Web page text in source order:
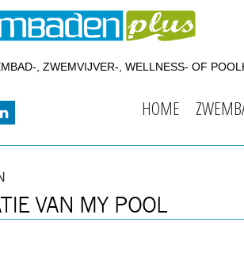
, ZWEMVIJVER-, WELLNESS- OF
HOME
VAN MY POOL